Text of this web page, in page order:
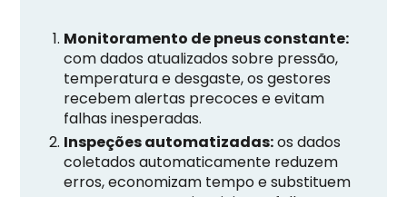
Monitoramento de pneus constante:
com dados atualizados sobre pressão,
temperatura e desgaste, os gestores
recebem alertas precoces e evitam
falhas inesperadas.
Inspeções automatizadas:os dados
coletados automaticamente reduzem
erros, economizam tempo e substituem